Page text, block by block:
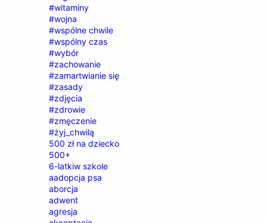
#witaminy
#wojna
#wspólne chwile
#wspólny czas
#wybór
#zachowanie
#zamartwianie się
#zasady
#zdjęcia
#zdrowie
#zmęczenie
#żyj_chwilą
500 zł na dziecko
500+
6-latkiw szkole
aadopcja psa
aborcja
adwent
agresja